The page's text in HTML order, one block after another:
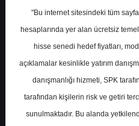
GARAN -
Hedef Fiyat
Getiri
"Bu internet sitesindeki tüm
hesaplarında yer alan ücretsiz
hisse senedi hedef fiyatları,
açıklamalar kesinlikle yatırım
danışmanlığı hizmeti, SPK
tarafından kişilerin risk ve getiri
sunulmaktadır. Bu alanda